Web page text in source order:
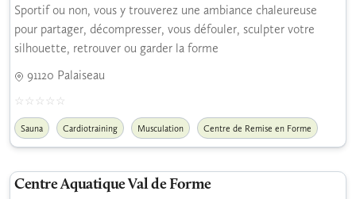
Sportif ou non, vous y trouverez une ambiance chaleureuse
pour partager, décompresser, vous défouler, sculpter votre
silhouette, retrouver ou garder la forme
91120 Palaiseau
Sauna Cardiotraining Musculation Centre de Remise en Forme
Centre Aquatique Val de Forme